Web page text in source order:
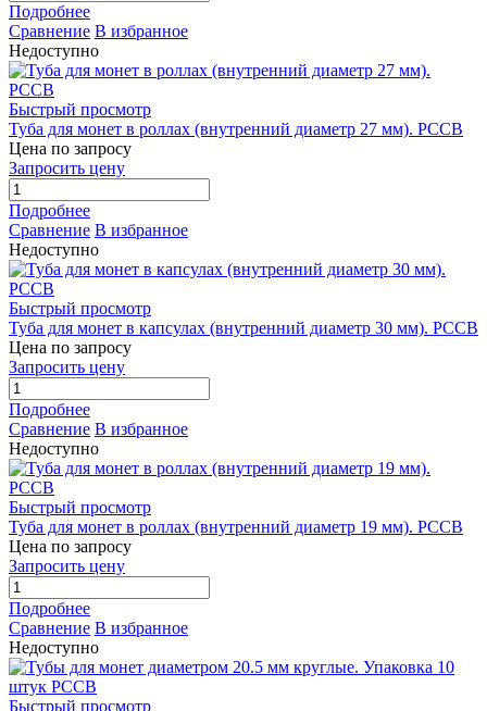
Подробнее
Сравнение В избранное
Недоступно
Быстрый просмотр
Туба для монет в роллах (внутренний диаметр 27 мм). РССВ
Цена по запросу
Запросить цену
Подробнее
Сравнение В избранное
Недоступно
Быстрый просмотр
Туба для монет в капсулах (внутренний диаметр 30 мм). РССВ
Цена по запросу
Запросить цену
Подробнее
Сравнение В избранное
Недоступно
Быстрый просмотр
Туба для монет в роллах (внутренний диаметр 19 мм). РССВ
Цена по запросу
Запросить цену
Подробнее
Сравнение В избранное
Недоступно
Быстрый просмотр